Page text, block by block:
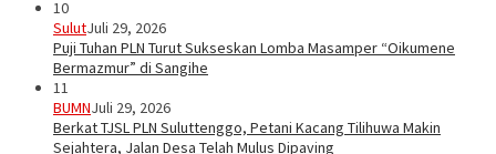
10
SulutJuli 29, 2026
Puji Tuhan PLN Turut Sukseskan Lomba Masamper “Oikumene
Bermazmur” di Sangihe
11
BUMNJuli 29, 2026
Berkat TJSL PLN Suluttenggo, Petani Kacang Tilihuwa Makin
Sejahtera, Jalan Desa Telah Mulus Dipaving